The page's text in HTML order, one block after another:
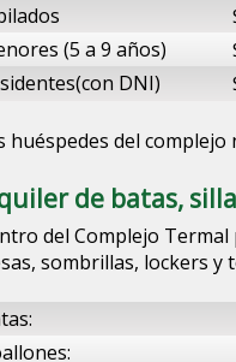
(5 a 9 años)
DNI)
huéspedes del
de batas,
del Complejo
sombrillas, lockers